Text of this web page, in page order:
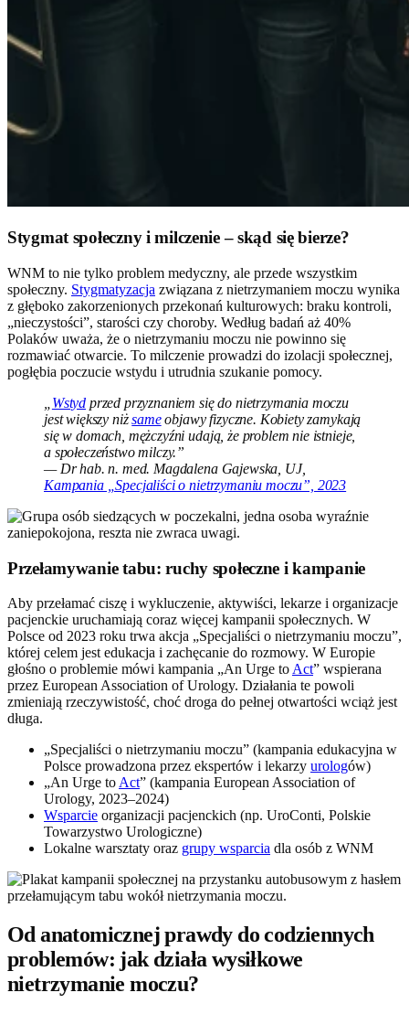
Stygmat społeczny i milczenie – skąd się bierze?
WNM to nie tylko problem medyczny, ale przede wszystkim
społeczny. Stygmatyzacja związana z nietrzymaniem moczu wynika
z głęboko zakorzenionych przekonań kulturowych: braku kontroli,
„nieczystości”, starości czy choroby. Według badań aż 40%
Polaków uważa, że o nietrzymaniu moczu nie powinno się
rozmawiać otwarcie. To milczenie prowadzi do izolacji społecznej,
pogłębia poczucie wstydu i utrudnia szukanie pomocy.
Wstyd przed przyznaniem się do nietrzymania moczu
jest większy niżsameobjawy fizyczne. Kobiety zamykają
się w domach, mężczyźni udają, że problem nie istnieje,
a społeczeństwo milczy.”
— Dr hab. n. med. Magdalena Gajewska, UJ,
Kampania „Specjaliści o nietrzymaniu moczu”, 2023
Przełamywanie tabu: ruchy społeczne i kampanie
Aby przełamać ciszę i wykluczenie, aktywiści, lekarze i organizacje
pacjenckie uruchamiają coraz więcej kampanii społecznych. W
Polsce od 2023 roku trwa akcja „Specjaliści o nietrzymaniu moczu”,
której celem jest edukacja i zachęcanie do rozmowy. W Europie
głośno o problemie mówi kampania „An Urge to Act” wspierana
przez European Association of Urology. Działania te powoli
zmieniają rzeczywistość, choć droga do pełnej otwartości wciąż jest
długa.
„Specjaliści o nietrzymaniu moczu” (kampania edukacyjna w
Polsce prowadzona przez ekspertów i lekarzy urologów)
„An Urge to Act” (kampania European Association of
Urology, 2023–2024)
Wsparcie organizacji pacjenckich (np. UroConti, Polskie
Towarzystwo Urologiczne)
Lokalne warsztaty oraz grupy wsparcia dla osób z WNM
Od anatomicznej prawdy do codziennych
problemów: jak działa wysiłkowe
nietrzymanie moczu?